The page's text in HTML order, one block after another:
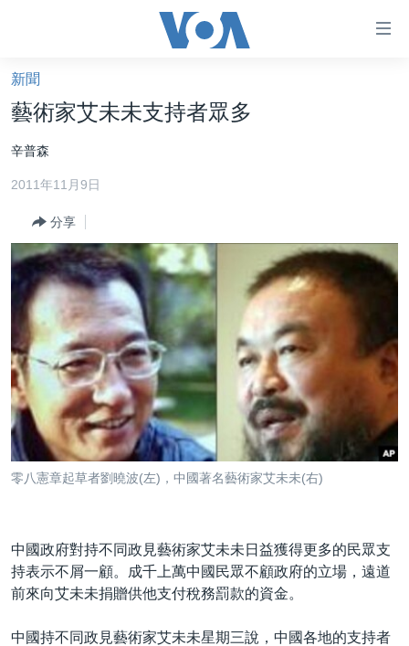
礙
鏈
接
跳
轉
容
跳
航
跳
轉
到
檢
索
美國大選2024
港澳
台灣
美中關係
海外港人
新聞自由
揭謊頻道
美國
中國
國際
經貿
VOA 60秒 (國際)
美國專訊
時事經緯
新聞音頻
國語
新聞
藝術家艾未未支持者眾多
辛普森
2011年11月9日
分享
零八憲章起草者劉曉波(左)，中國著名藝術家艾未未(右)
中國政府對持不同政見藝術家艾未未日益獲得更多的民眾支
持表示不屑一顧。成千上萬中國民眾不顧政府的立場，遠道
前來向艾未未捐贈供他支付稅務罰款的資金。
中國持不同政見藝術家艾未未星期三說，中國各地的支持者